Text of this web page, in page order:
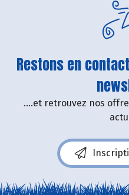
Restons en
....et retrouvez nos